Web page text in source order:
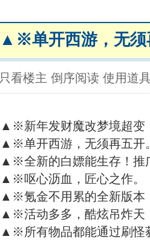
▲※单开西游，无
只看楼主 倒序阅读 使用道
▲※新年发财魔改梦境超变
▲※单开西游，无须再五开
▲※全新的白嫖能生存！推
▲※呕心沥血，匠心之作。
▲※氪金不用累的全新版本
▲※活动多多，酷炫吊炸天
▲※所有物品都能通过刷怪